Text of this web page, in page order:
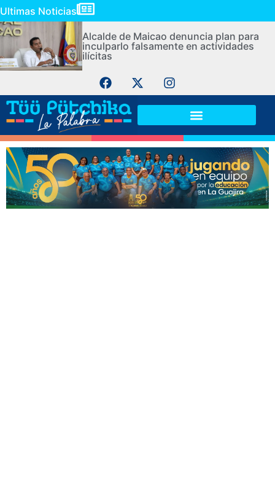
Ultimas Noticias
Alcalde de Maicao denuncia plan para
inculparlo falsamente en actividades
ilícitas